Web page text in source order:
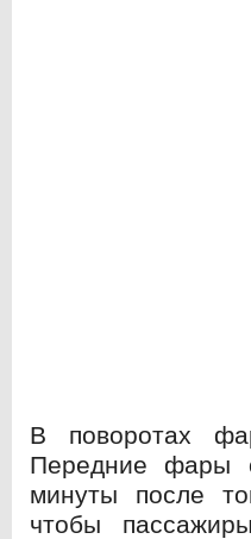
В поворотах
Передние фары
минуты после
чтобы